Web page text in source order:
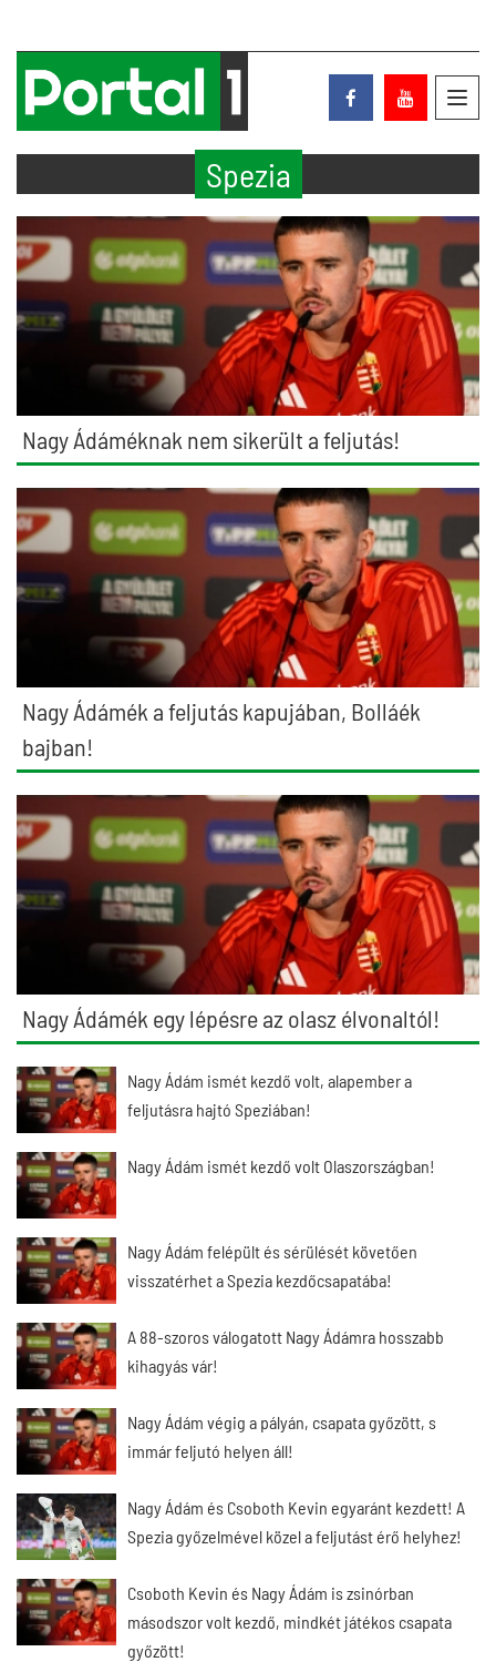
Spezia
Nagy Ádáméknak nem sikerült a feljutás!
Nagy Ádámék a feljutás kapujában, Bolláék
bajban!
Nagy Ádámék egy lépésre az olasz élvonaltól!
Nagy Ádám ismét kezdő volt, alapember a
feljutásra hajtó Speziában!
Nagy Ádám ismét kezdő volt Olaszországban!
Nagy Ádám felépült és sérülését követően
visszatérhet a Spezia kezdőcsapatába!
A 88-szoros válogatott Nagy Ádámra hosszabb
kihagyás vár!
Nagy Ádám végig a pályán, csapata győzött, s
immár feljutó helyen áll!
Nagy Ádám és Csoboth Kevin egyaránt kezdett! A
Spezia győzelmével közel a feljutást érő helyhez!
Csoboth Kevin és Nagy Ádám is zsinórban
másodszor volt kezdő, mindkét játékos csapata
győzött!